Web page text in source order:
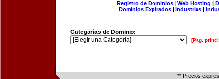
Registro de Dominios| Web Hosting |
Dominios Expirados | Industrias |
Categorías de Dominio:
[Pág.
** Precios